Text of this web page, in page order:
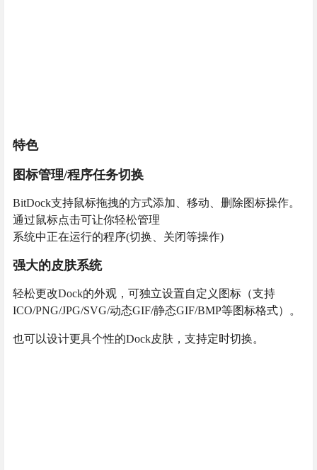
特色
图标管理/程序任务切换
BitDock支持鼠标拖拽的方式添加、移动、删除图标操作。
通过鼠标点击可让你轻松管理
系统中正在运行的程序(切换、关闭等操作)
强大的皮肤系统
轻松更改Dock的外观，可独立设置自定义图标（支持
ICO/PNG/JPG/SVG/动态GIF/静态GIF/BMP等图标格式）。
也可以设计更具个性的Dock皮肤，支持定时切换。